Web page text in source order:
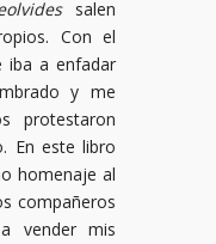
salen
Con el
iba a enfadar
y me
protestaron
En este libro
homenaje al
compañeros
vender mis